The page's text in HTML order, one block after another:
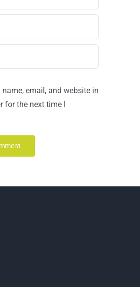
name, email, and website in
for the next time I